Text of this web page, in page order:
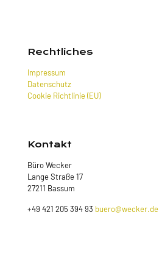
Rechtliches
Impressum
Datenschutz
Cookie Richtlinie (EU)
Kontakt
Büro Wecker
Lange Straße 17
27211 Bassum
+49 421 205 394 93 buero@wecker.de